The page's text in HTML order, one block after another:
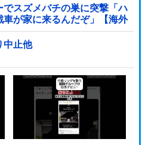
スズメバチの巣に突撃「ハ
が家に来るんだぞ」【海外
止他